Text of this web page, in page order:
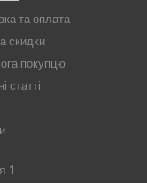
та оплата
скидки
покупцю
статті
1